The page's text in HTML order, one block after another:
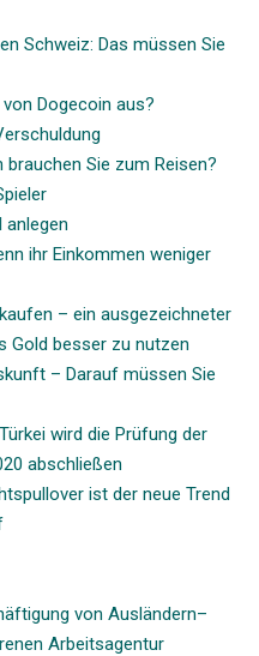
Schweiz: Das müssen Sie
Dogecoin aus?
Sie zum Reisen?
anlegen
ihr Einkommen weniger
– ein ausgezeichneter
Gold besser zu nutzen
– Darauf müssen Sie
wird die Prüfung der
abschließen
ist der neue Trend
von Ausländern–
Arbeitsagentur